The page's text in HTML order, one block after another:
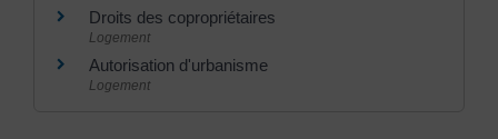
Droits des copropriétaires
Logement
Autorisation d'urbanisme
Logement